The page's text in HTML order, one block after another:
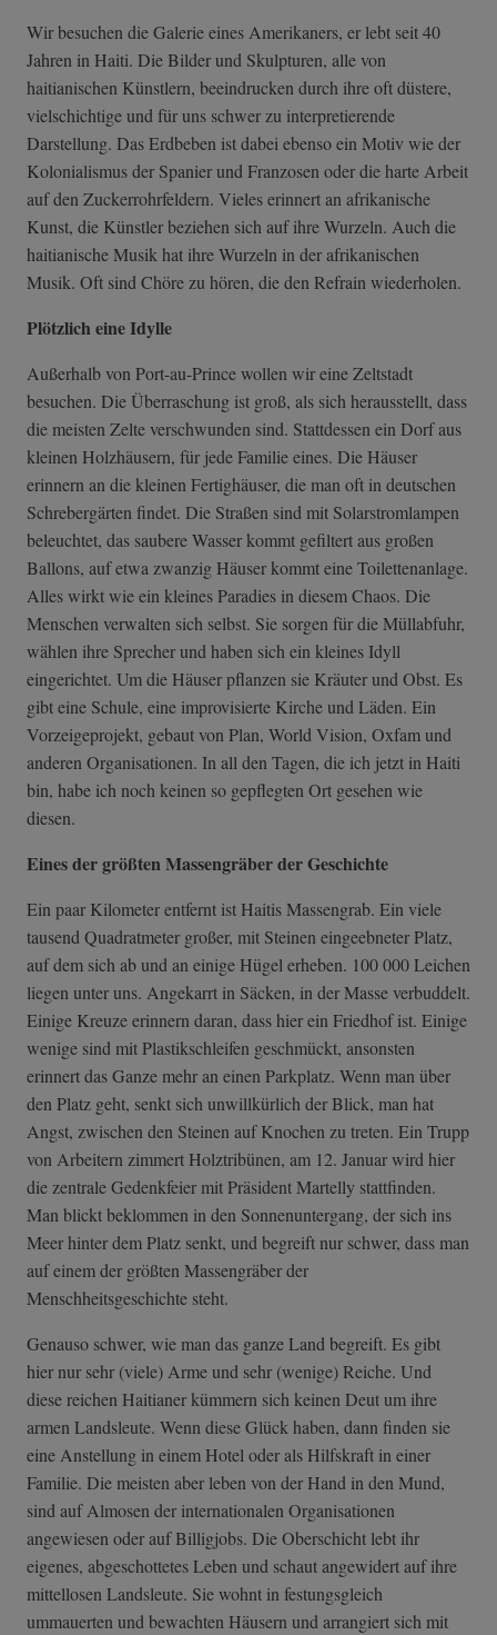
Wir besuchen die Galerie eines Amerikaners, er lebt seit 40
Jahren in Haiti. Die Bilder und Skulpturen, alle von
haitianischen Künstlern, beeindrucken durch ihre oft düstere,
vielschichtige und für uns schwer zu interpretierende
Darstellung. Das Erdbeben ist dabei ebenso ein Motiv wie der
Kolonialismus der Spanier und Franzosen oder die harte Arbeit
auf den Zuckerrohrfeldern. Vieles erinnert an afrikanische
Kunst, die Künstler beziehen sich auf ihre Wurzeln. Auch die
haitianische Musik hat ihre Wurzeln in der afrikanischen
Musik. Oft sind Chöre zu hören, die den Refrain wiederholen.
Plötzlich eine Idylle
Außerhalb von Port-au-Prince wollen wir eine Zeltstadt
besuchen. Die Überraschung ist groß, als sich herausstellt, dass
die meisten Zelte verschwunden sind. Stattdessen ein Dorf aus
kleinen Holzhäusern, für jede Familie eines. Die Häuser
erinnern an die kleinen Fertighäuser, die man oft in deutschen
Schrebergärten findet. Die Straßen sind mit Solarstromlampen
beleuchtet, das saubere Wasser kommt gefiltert aus großen
Ballons, auf etwa zwanzig Häuser kommt eine Toilettenanlage.
Alles wirkt wie ein kleines Paradies in diesem Chaos. Die
Menschen verwalten sich selbst. Sie sorgen für die Müllabfuhr,
wählen ihre Sprecher und haben sich ein kleines Idyll
eingerichtet. Um die Häuser pflanzen sie Kräuter und Obst. Es
gibt eine Schule, eine improvisierte Kirche und Läden. Ein
Vorzeigeprojekt, gebaut von Plan, World Vision, Oxfam und
anderen Organisationen. In all den Tagen, die ich jetzt in Haiti
bin, habe ich noch keinen so gepflegten Ort gesehen wie
diesen.
Eines der größten Massengräber der Geschichte
Ein paar Kilometer entfernt ist Haitis Massengrab. Ein viele
tausend Quadratmeter großer, mit Steinen eingeebneter Platz,
auf dem sich ab und an einige Hügel erheben. 100 000 Leichen
liegen unter uns. Angekarrt in Säcken, in der Masse verbuddelt.
Einige Kreuze erinnern daran, dass hier ein Friedhof ist. Einige
wenige sind mit Plastikschleifen geschmückt, ansonsten
erinnert das Ganze mehr an einen Parkplatz. Wenn man über
den Platz geht, senkt sich unwillkürlich der Blick, man hat
Angst, zwischen den Steinen auf Knochen zu treten. Ein Trupp
von Arbeitern zimmert Holztribünen, am 12. Januar wird hier
die zentrale Gedenkfeier mit Präsident Martelly stattfinden.
Man blickt beklommen in den Sonnenuntergang, der sich ins
Meer hinter dem Platz senkt, und begreift nur schwer, dass man
auf einem der größten Massengräber der
Menschheitsgeschichte steht.
Genauso schwer, wie man das ganze Land begreift. Es gibt
hier nur sehr (viele) Arme und sehr (wenige) Reiche. Und
diese reichen Haitianer kümmern sich keinen Deut um ihre
armen Landsleute. Wenn diese Glück haben, dann finden sie
eine Anstellung in einem Hotel oder als Hilfskraft in einer
Familie. Die meisten aber leben von der Hand in den Mund,
sind auf Almosen der internationalen Organisationen
angewiesen oder auf Billigjobs. Die Oberschicht lebt ihr
eigenes, abgeschottetes Leben und schaut angewidert auf ihre
mittellosen Landsleute. Sie wohnt in festungsgleich
ummauerten und bewachten Häusern und arrangiert sich mit